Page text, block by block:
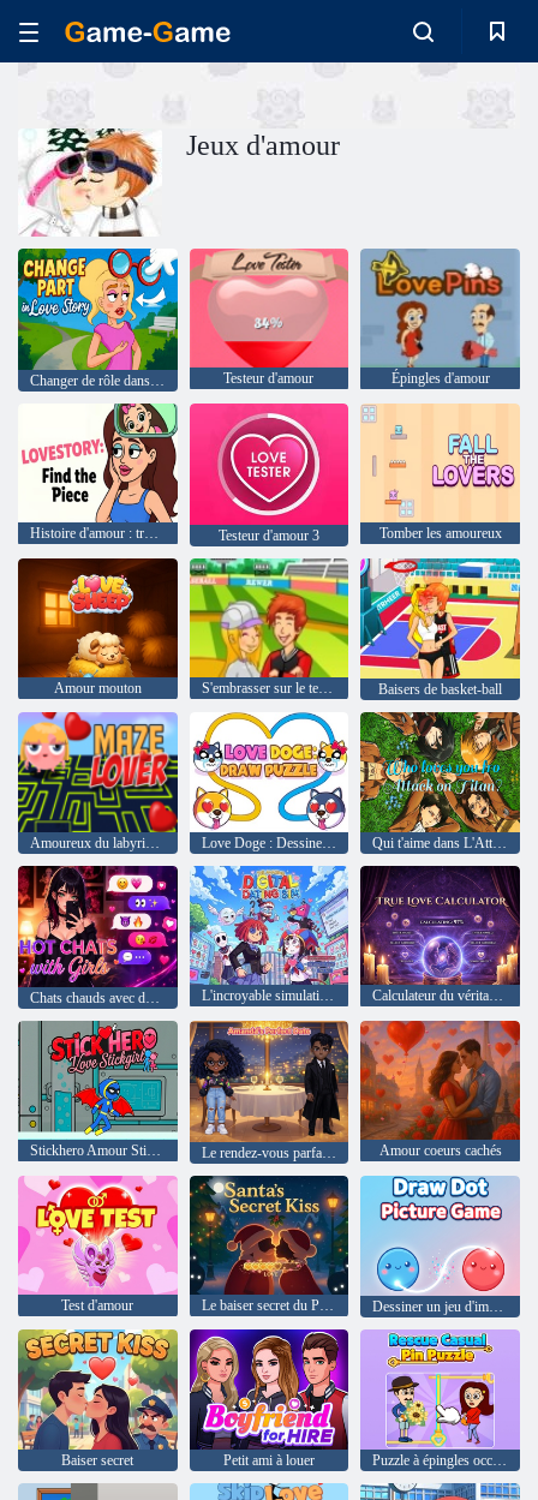
Jeux d'amour
Changer de rôle dans Love Story Testeur d'amour Épingles d'amour
Histoire d'amour : trouver le morceau Testeur d'amour 3 Tomber les amoureux
Amour mouton S'embrasser sur le terrain de baseball Baisers de basket-ball
Amoureux du labyrinthe Love Doge : Dessiner un puzzle Qui t'aime dans L'Attaque des Titans ?
L'incroyable simulation de rencontres numériques Calculateur du véritable amour
Stickhero Amour Stickgirl Le rendez-vous parfait d'Amanda Amour coeurs cachés
Test d'amour Le baiser secret du Père Noël Dessiner un jeu d'images à points
Baiser secret Petit ami à louer Puzzle à épingles occasionnel de sauvetage